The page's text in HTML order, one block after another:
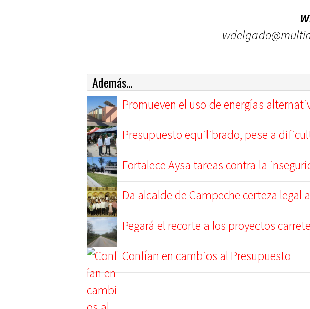
Además...
Promueven el uso de energías
Presupuesto equilibrado, pese a
Fortalece Aysa tareas contra la
Da alcalde de Campeche certeza legal
Pegará el recorte a los proyectos
Confían en cambios al Presupuesto